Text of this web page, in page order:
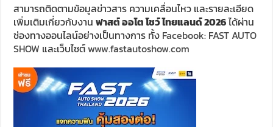
สามารถติดตามข้อมูลข่าวสาร ความเคลื่อนไหว และรายละเอียด
เพิ่มเติมเกี่ยวกับงานฟาสต์ ออโต โชว์ ไทยแลนด์2026ได้ผ่าน
ช่องทางออนไลน์อย่างเป็นทางการ ทั้ง Facebook: FAST AUTO
SHOW และเว็บไซต์www.fastautoshow.com